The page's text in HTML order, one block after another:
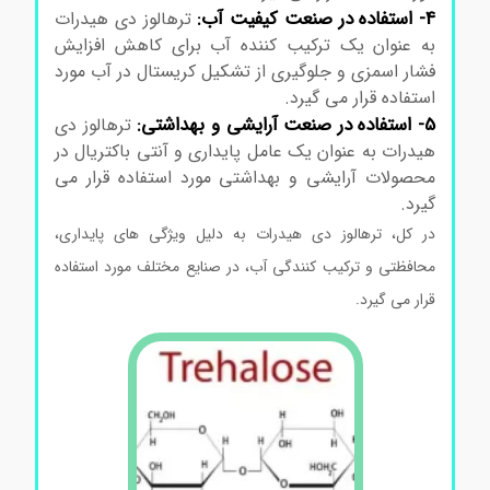
ترهالوز دی هیدرات
به عنوان یک ترکیب کننده آب برای کاهش افزایش
فشار اسمزی و جلوگیری از تشکیل کریستال در آب مورد
استفاده قرار می گیرد.
ترهالوز دی
هیدرات به عنوان یک عامل پایداری و آنتی باکتریال در
محصولات آرایشی و بهداشتی مورد استفاده قرار می
گیرد.
در کل، ترهالوز دی هیدرات به دلیل ویژگی های پایداری،
محافظتی و ترکیب کنندگی آب، در صنایع مختلف مورد استفاده
قرار می گیرد.